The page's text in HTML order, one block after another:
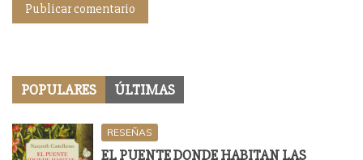
POPULARES ÚLTIMAS
RESEÑAS
EL PUENTE DONDE HABITAN LAS